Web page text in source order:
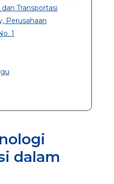
Transportasi
Perusahaan
1
dalam